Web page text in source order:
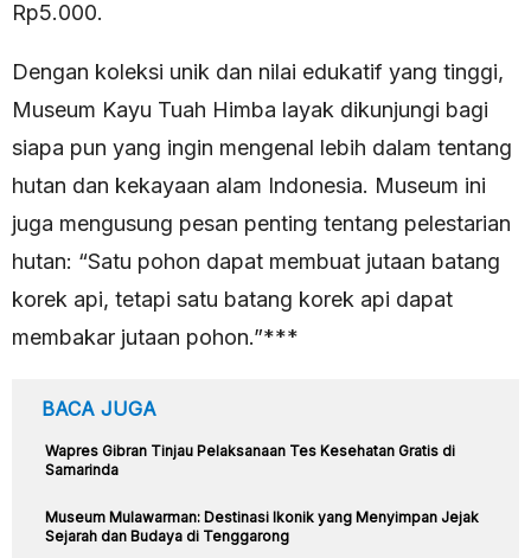
Rp5.000.
Dengan koleksi unik dan nilai edukatif yang tinggi,
Museum Kayu Tuah Himba layak dikunjungi bagi
siapa pun yang ingin mengenal lebih dalam tentang
hutan dan kekayaan alam Indonesia. Museum ini
juga mengusung pesan penting tentang pelestarian
hutan: “Satu pohon dapat membuat jutaan batang
korek api, tetapi satu batang korek api dapat
membakar jutaan pohon.”***
BACA JUGA
Wapres Gibran Tinjau Pelaksanaan Tes Kesehatan Gratis di
Samarinda
Museum Mulawarman: Destinasi Ikonik yang Menyimpan Jejak
Sejarah dan Budaya di Tenggarong